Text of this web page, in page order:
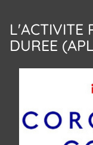
L'ACTIVITE
DUREE